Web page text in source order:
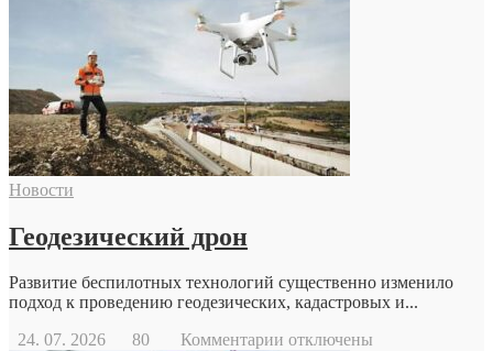
Новости
Геодезический дрон
Развитие беспилотных технологий существенно изменило
подход к проведению геодезических, кадастровых и...
24. 07. 2026
80 Комментарии котключены